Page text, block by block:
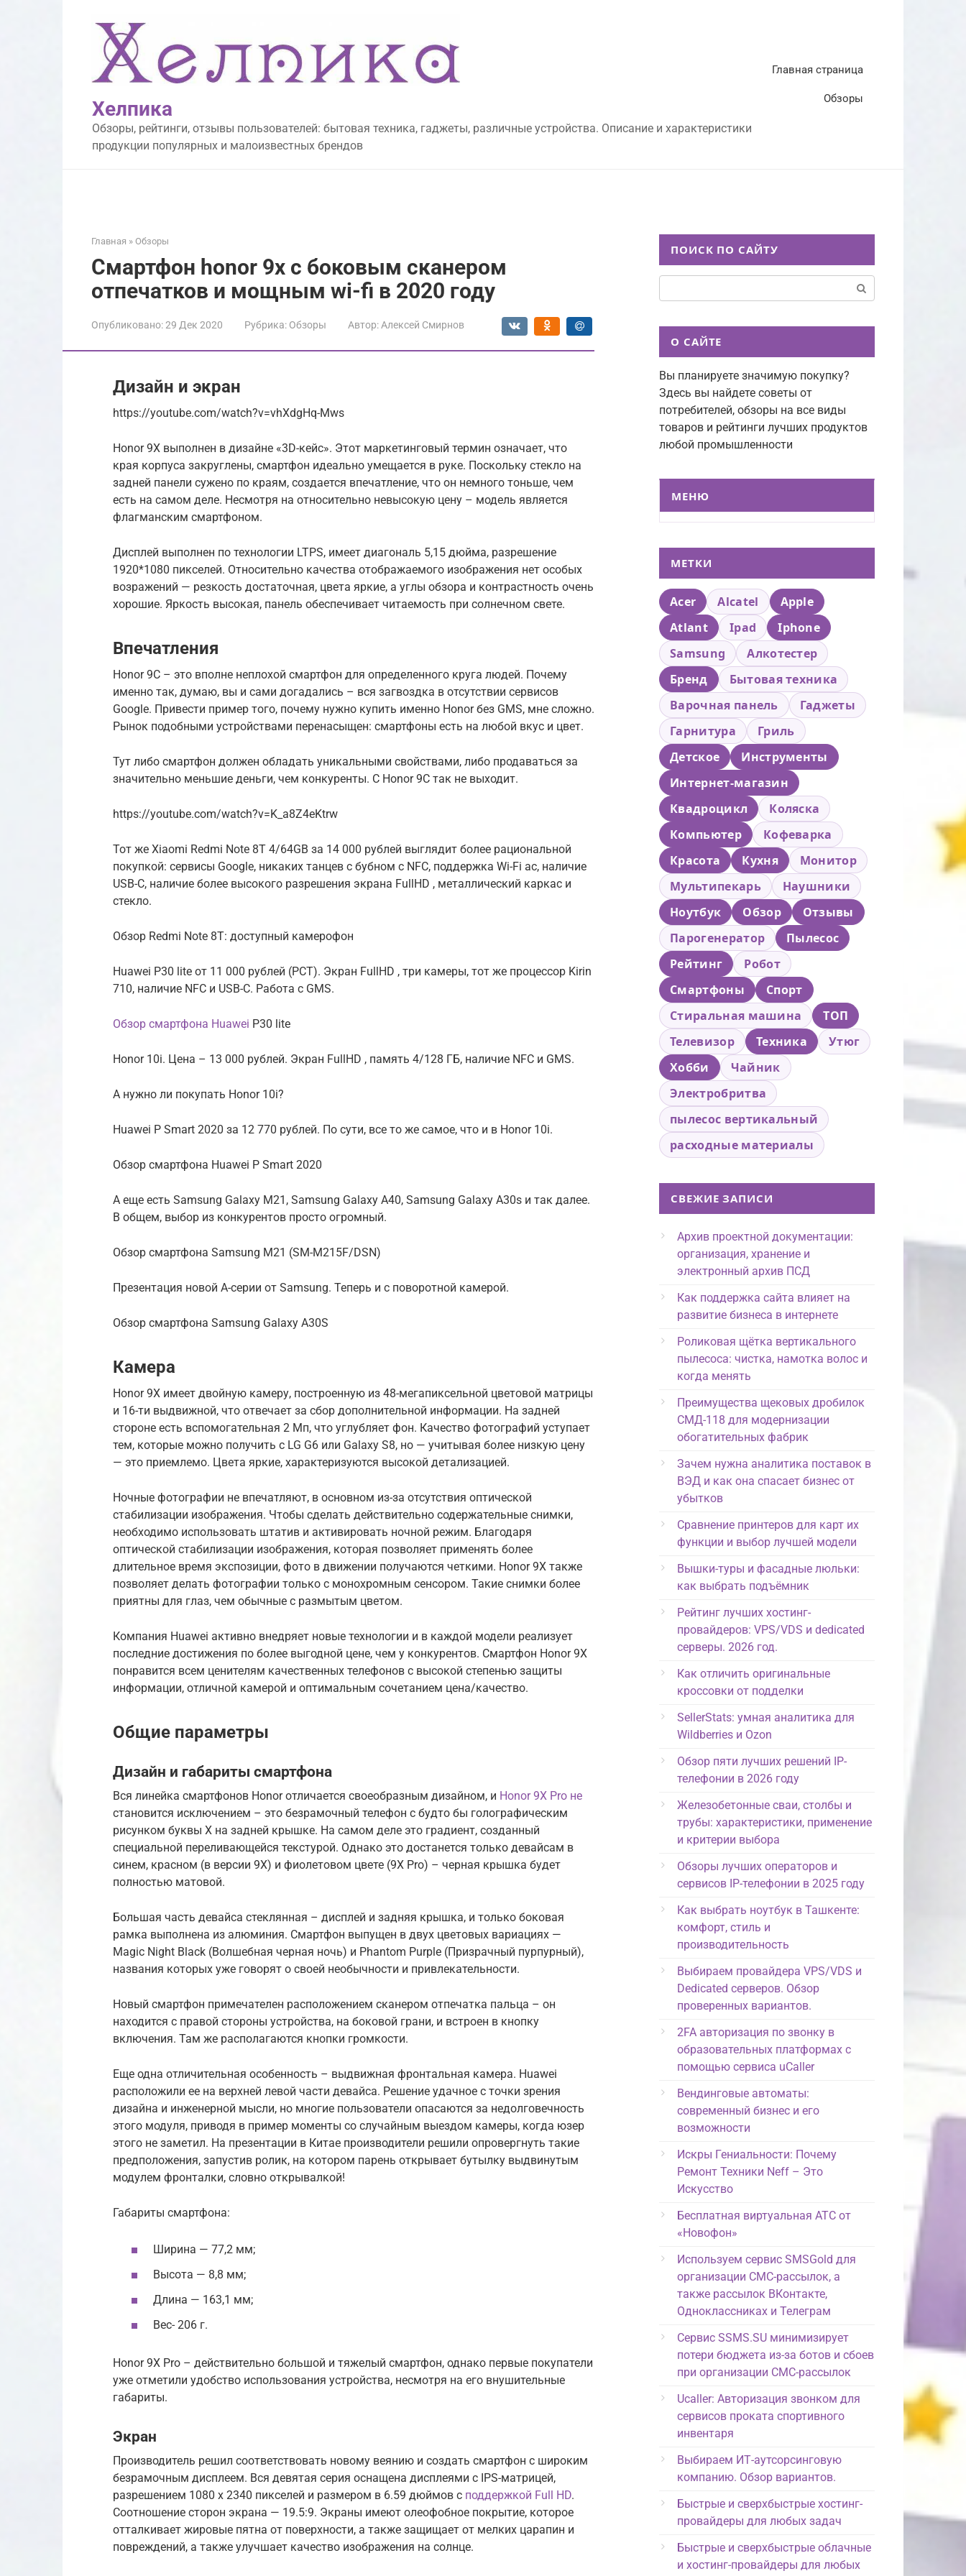
Хелпика
Обзоры, рейтинги, отзывы пользователей: бытовая техника, гаджеты, различные устройства. Описание и характеристики
продукции популярных и малоизвестных брендов
Главная страница
Обзоры
Главная » Обзоры
Смартфон honor 9x с боковым сканером
отпечатков и мощным wi-fi в 2020 году
Опубликовано:29 Дек 2020 Рубрика: Обзоры Автор: Алексей Смирнов
Дизайн и экран
https://youtube.com/watch?v=vhXdgHq-Mws
Honor 9Х выполнен в дизайне «3D-кейс». Этот маркетинговый термин означает, что
края корпуса закруглены, смартфон идеально умещается в руке. Поскольку стекло на
задней панели сужено по краям, создается впечатление, что он немного тоньше, чем
есть на самом деле. Несмотря на относительно невысокую цену – модель является
флагманским смартфоном.
Дисплей выполнен по технологии LTPS, имеет диагональ 5,15 дюйма, разрешение
1920*1080 пикселей. Относительно качества отображаемого изображения нет особых
возражений — резкость достаточная, цвета яркие, а углы обзора и контрастность очень
хорошие. Яркость высокая, панель обеспечивает читаемость при солнечном свете.
Впечатления
Honor 9C – это вполне неплохой смартфон для определенного круга людей. Почему
именно так, думаю, вы и сами догадались – вся загвоздка в отсутствии сервисов
Google. Привести пример того, почему нужно купить именно Honor без GMS, мне сложно.
Рынок подобными устройствами перенасыщен: смартфоны есть на любой вкус и цвет.
Тут либо смартфон должен обладать уникальными свойствами, либо продаваться за
значительно меньшие деньги, чем конкуренты. С Honor 9C так не выходит.
https://youtube.com/watch?v=K_a8Z4eKtrw
Тот же Xiaomi Redmi Note 8T 4/64GB за 14 000 рублей выглядит более рациональной
покупкой: сервисы Google, никаких танцев с бубном с NFC, поддержка Wi-Fi ac, наличие
USB-C, наличие более высокого разрешения экрана FullHD , металлический каркас и
стекло.
Обзор Redmi Note 8T: доступный камерофон
Huawei P30 lite от 11 000 рублей (РСТ). Экран FullHD , три камеры, тот же процессор Kirin
710, наличие NFC и USB-C. Работа с GMS.
Обзор смартфона Huawei P30 lite
Honor 10i. Цена – 13 000 рублей. Экран FullHD , память 4/128 ГБ, наличие NFC и GMS.
А нужно ли покупать Honor 10i?
Huawei P Smart 2020 за 12 770 рублей. По сути, все то же самое, что и в Honor 10i.
Обзор смартфона Huawei P Smart 2020
А еще есть Samsung Galaxy M21, Samsung Galaxy A40, Samsung Galaxy A30s и так далее.
В общем, выбор из конкурентов просто огромный.
Обзор смартфона Samsung M21 (SM-M215F/DSN)
Презентация новой А-серии от Samsung. Теперь и с поворотной камерой.
Обзор смартфона Samsung Galaxy A30S
Камера
Honor 9Х имеет двойную камеру, построенную из 48-мегапиксельной цветовой матрицы
и 16-ти выдвижной, что отвечает за сбор дополнительной информации. На задней
стороне есть вспомогательная 2 Мп, что углубляет фон. Качество фотографий уступает
тем, которые можно получить с LG G6 или Galaxy S8, но — учитывая более низкую цену
— это приемлемо. Цвета яркие, характеризуются высокой детализацией.
Ночные фотографии не впечатляют, в основном из-за отсутствия оптической
стабилизации изображения. Чтобы сделать действительно содержательные снимки,
необходимо использовать штатив и активировать ночной режим. Благодаря
оптической стабилизации изображения, которая позволяет применять более
длительное время экспозиции, фото в движении получаются четкими. Honor 9Х также
позволяет делать фотографии только с монохромным сенсором. Такие снимки более
приятны для глаз, чем обычные с размытым цветом.
Компания Huawei активно внедряет новые технологии и в каждой модели реализует
последние достижения по более выгодной цене, чем у конкурентов. Смартфон Honor 9Х
понравится всем ценителям качественных телефонов с высокой степенью защиты
информации, отличной камерой и оптимальным сочетанием цена/качество.
Общие параметры
Дизайн и габариты смартфона
Вся линейка смартфонов Honor отличается своеобразным дизайном, и Honor 9X Pro не
становится исключением – это безрамочный телефон с будто бы голографическим
рисунком буквы X на задней крышке. На самом деле это градиент, созданный
специальной переливающейся текстурой. Однако это достанется только девайсам в
синем, красном (в версии 9X) и фиолетовом цвете (9X Pro) – черная крышка будет
полностью матовой.
Большая часть девайса стеклянная – дисплей и задняя крышка, и только боковая
рамка выполнена из алюминия. Смартфон выпущен в двух цветовых вариациях —
Magic Night Black (Волшебная черная ночь) и Phantom Purple (Призрачный пурпурный),
названия которых уже говорят о своей необычности и привлекательности.
Новый смартфон примечателен расположением сканером отпечатка пальца – он
находится с правой стороны устройства, на боковой грани, и встроен в кнопку
включения. Там же располагаются кнопки громкости.
Еще одна отличительная особенность – выдвижная фронтальная камера. Huawei
расположили ее на верхней левой части девайса. Решение удачное с точки зрения
дизайна и инженерной мысли, но многие пользователи опасаются за недолговечность
этого модуля, приводя в пример моменты со случайным выездом камеры, когда юзер
этого не заметил. На презентации в Китае производители решили опровергнуть такие
предположения, запустив ролик, на котором парень открывает бутылку выдвинутым
модулем фронталки, словно открывалкой!
Габариты смартфона:
Ширина — 77,2 мм;
Высота — 8,8 мм;
Длина — 163,1 мм;
Вес- 206 г.
Honor 9X Pro – действительно большой и тяжелый смартфон, однако первые покупатели
уже отметили удобство использования устройства, несмотря на его внушительные
габариты.
Экран
Производитель решил соответствовать новому веянию и создать смартфон с широким
безрамочным дисплеем. Вся девятая серия оснащена дисплеями с IPS-матрицей,
разрешением 1080 x 2340 пикселей и размером в 6.59 дюймов с поддержкой Full HD.
Соотношение сторон экрана — 19.5:9. Экраны имеют олеофобное покрытие, которое
отталкивает жировые пятна от поверхности, а также защищает от мелких царапин и
повреждений, а также улучшает качество изображения на солнце.
ПОИСК ПО САЙТУ
О САЙТЕ
Вы планируете значимую покупку?
Здесь вы найдете советы от
потребителей, обзоры на все виды
товаров и рейтинги лучших продуктов
любой промышленности
МЕНЮ
МЕТКИ
Acer Alcatel
Apple
Atlant
Ipad
Iphone
Samsung
Алкотестер
Бренд
Бытовая техника
Варочная панель
Гаджеты
Гарнитура
Гриль
Детское
Инструменты
Интернет-магазин
Квадроцикл
Коляска
Компьютер
Кофеварка
Красота
Кухня
Монитор
Мультипекарь
Наушники
Ноутбук
Обзор
Отзывы
Парогенератор
Пылесос
Рейтинг
Робот
Смартфоны
Спорт
Стиральная машина
ТОП
Телевизор
Техника
Утюг
Хобби
Чайник
Электробритва
пылесос вертикальный
расходные материалы
СВЕЖИЕ ЗАПИСИ
Архив проектной документации:
организация, хранение и
электронный архив ПСД
Как поддержка сайта влияет на
развитие бизнеса в интернете
Роликовая щётка вертикального
пылесоса: чистка, намотка волос и
когда менять
Преимущества щековых дробилок
СМД-118 для модернизации
обогатительных фабрик
Зачем нужна аналитика поставок в
ВЭД и как она спасает бизнес от
убытков
Сравнение принтеров для карт их
функции и выбор лучшей модели
Вышки-туры и фасадные люльки:
как выбрать подъёмник
Рейтинг лучших хостинг-
провайдеров: VPS/VDS и dedicated
серверы. 2026 год.
Как отличить оригинальные
кроссовки от подделки
SellerStats: умная аналитика для
Wildberries и Ozon
Обзор пяти лучших решений IP-
телефонии в 2026 году
Железобетонные сваи, столбы и
трубы: характеристики, применение
и критерии выбора
Обзоры лучших операторов и
сервисов IP-телефонии в 2025 году
Как выбрать ноутбук в Ташкенте:
комфорт, стиль и
производительность
Выбираем провайдера VPS/VDS и
Dedicated серверов. Обзор
проверенных вариантов.
2FA авторизация по звонку в
образовательных платформах с
помощью сервиса uCaller
Вендинговые автоматы:
современный бизнес и его
возможности
Искры Гениальности: Почему
Ремонт Техники Neff – Это
Искусство
Бесплатная виртуальная АТС от
«Новофон»
Используем сервис SMSGold для
организации СМС-рассылок, а
также рассылок ВКонтакте,
Одноклассниках и Телеграм
Сервис SSMS.SU минимизирует
потери бюджета из-за ботов и сбоев
при организации СМС-рассылок
Ucaller: Авторизация звонком для
сервисов проката спортивного
инвентаря
Выбираем ИТ-аутсорсинговую
компанию. Обзор вариантов.
Быстрые и сверхбыстрые хостинг-
провайдеры для любых задач
Быстрые и сверхбыстрые облачные
и хостинг-провайдеры для любых